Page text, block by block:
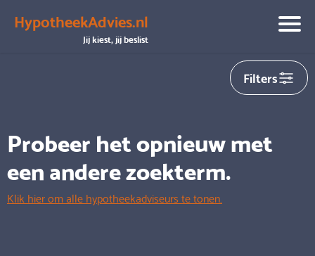
HypotheekAdvies.nl
Jij kiest, jij beslist
We hebben helaas0adviseurs gevonden die aansluiten op
jouw zoekopdracht
Filters
Probeer het opnieuw met
een andere zoekterm.
Klik hier om alle hypotheekadviseurs te tonen.